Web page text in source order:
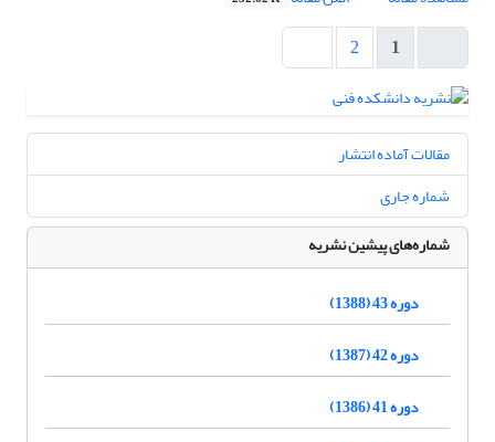
1
2
مقالات آماده انتشار
شماره جاری
شماره‌های پیشین نشریه
دوره 43 (1388)
دوره 42 (1387)
دوره 41 (1386)